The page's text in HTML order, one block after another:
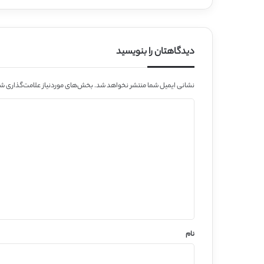
دیدگاهتان را بنویسید
نشانی ایمیل شما منتشر نخواهد شد.بخش‌های موردنیاز علامت‌گذاری
نام